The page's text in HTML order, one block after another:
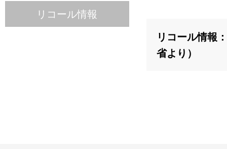
リコール情報
省より）
リコール情報